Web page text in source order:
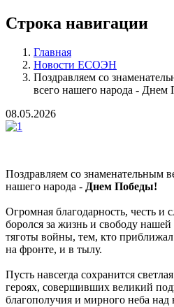
Строка навигации
Главная
Новости ЕСОЭН
Поздравляем со
всего нашего народа - Днем
08.05.2026
Поздравляем со знаменательным
нашего народа - Днем Победы!
Огромная благодарность, честь и
боролся за жизнь и свободу
тяготы войны, тем, кто приближал
на фронте, и в тылу.
Пусть навсегда сохранится
героях, совершивших великий
благополучия и мирного неба